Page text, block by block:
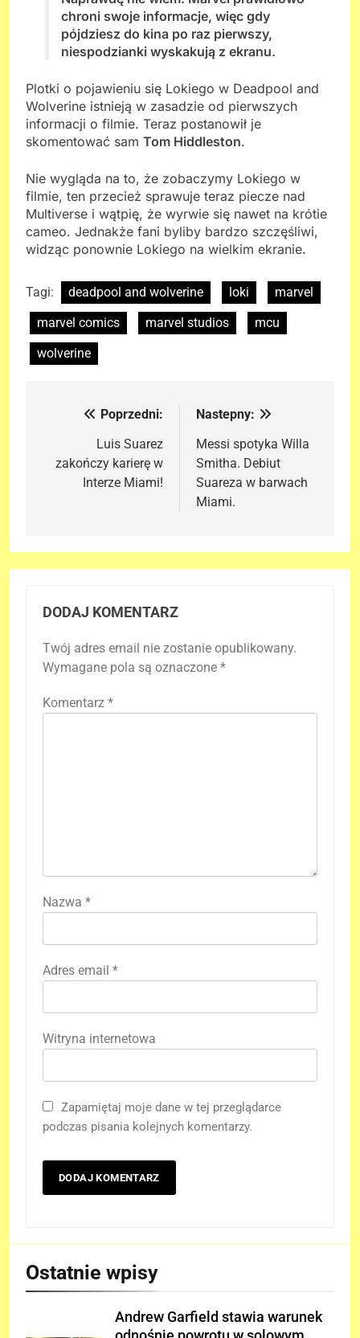
chroni swoje informacje, więc gdy
pójdziesz do kina po raz pierwszy,
niespodzianki wyskakują z ekranu.
Plotki o pojawieniu się Lokiego w Deadpool and
Wolverine istnieją w zasadzie od pierwszych
informacji o filmie. Teraz postanowił je
skomentować sam Tom Hiddleston.
Nie wygląda na to, że zobaczymy Lokiego w
filmie, ten przecież sprawuje teraz piecze nad
Multiverse i wątpię, że wyrwie się nawet na krótie
cameo. Jednakże fani byliby bardzo szczęśliwi,
widząc ponownie Lokiego na wielkim ekranie.
Tagi: deadpool and wolverine loki
marvel
marvel comics
marvel studios
mcu
wolverine
NawigacjaPoprzedni:
Luis Suarez
zakończy karierę w
Interze Miami!
Nastepny:
Messi spotyka Willa
Smitha. Debiut
Suareza w barwach
Miami.
DODAJ KOMENTARZ
Twój adres email nie zostanie opublikowany.
Wymagane pola są oznaczone *
Komentarz *
Nazwa *
Adres email *
Witryna internetowa
Zapamiętaj moje dane w tej przeglądarce
podczas pisania kolejnych komentarzy.
Ostatnie wpisy
Andrew Garfield stawia warunek